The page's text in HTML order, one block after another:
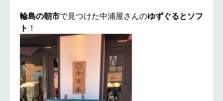
輪島の朝市で見つけた中浦屋さんのゆずぐるとソフ
ト ！